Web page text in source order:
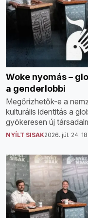
Woke nyomás –
a genderlobbi
Megőrizhetők-e a
kulturális identitás a
gyökeresen új
NYÍLT SISAK2026. júl. 24.